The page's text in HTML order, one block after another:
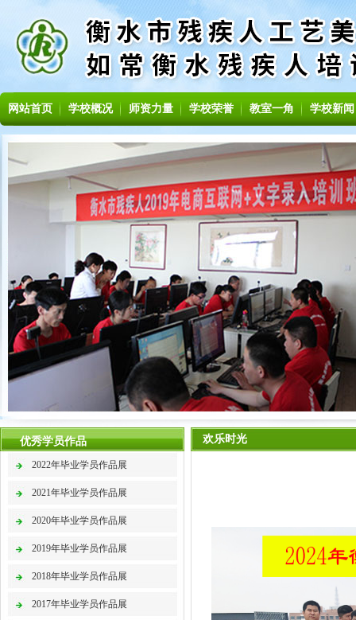
网站首页 学校概况 师资力量 学校荣誉 教室一角 学校新闻
优秀学员作品
2022年毕业学员作品展
2021年毕业学员作品展
2020年毕业学员作品展
2019年毕业学员作品展
2018年毕业学员作品展
2017年毕业学员作品展
欢乐时光